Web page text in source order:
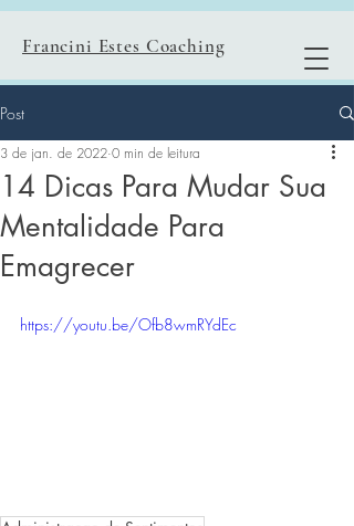
Francini Estes Coaching
Post
14 Dicas Para Mudar Sua
Mentalidade Para
Emagrecer
3 de jan. de 2022 0 min de leitura
https://youtu.be/Ofb8wmRYdEc